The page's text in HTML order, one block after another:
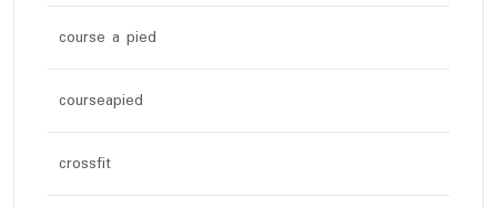
course a pied
courseapied
crossfit